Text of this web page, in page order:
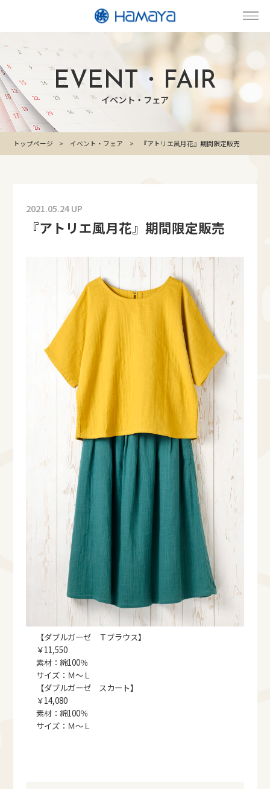
EVENT・FAIR
イベント・フェア
トップページ イベント・フェア 『アトリエ風月花』期間限定販売
2021.05.24 UP
『アトリエ風月花』期間限定販売
【ダブルガーゼ Ｔブラウス】
￥11,550
素材：綿100％
サイズ：Ｍ～Ｌ
【ダブルガーゼ スカート】
￥14,080
素材：綿100％
サイズ：Ｍ～Ｌ